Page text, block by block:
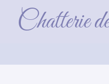
Chatterie